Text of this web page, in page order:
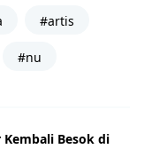
#artis
#nu
Kembali Besok di